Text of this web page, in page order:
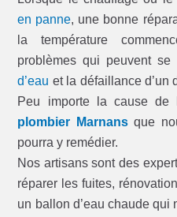
en panne, une bonne
la température
problèmes qui peuvent
d’eau et la défaillance d’un
Peu importe la cause de
plombier Marnansque
pourra y remédier.
Nos artisans sont des
réparer les fuites,
un ballon d’eau chaude qui